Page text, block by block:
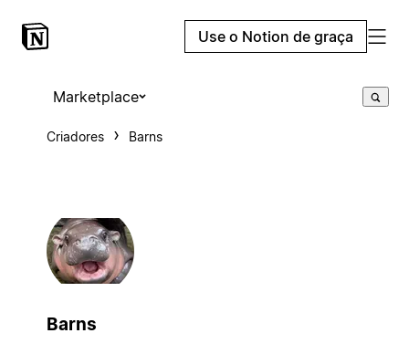
Use o Notion de graça
Marketplace
Criadores Barns
Barns